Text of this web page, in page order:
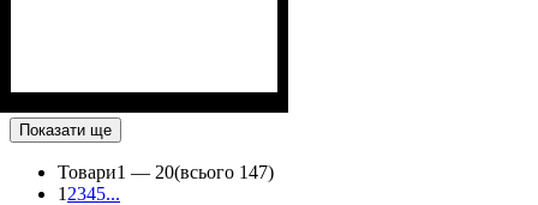
Показати ще
Товари1 — 20(всього 147)
1 2345...